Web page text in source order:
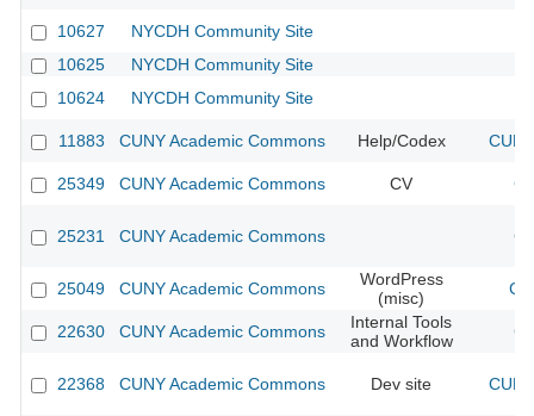
10627
NYCDH Community Site
10625
NYCDH Community Site
10624
NYCDH Community Site
11883 CUNY Academic Commons Help/Codex
25349 CUNY Academic Commons CV
25231 CUNY Academic Commons
25049 CUNY Academic Commons
WordPress
(misc)
22630 CUNY Academic Commons
Internal Tools
and Workflow
22368 CUNY Academic Commons Dev site